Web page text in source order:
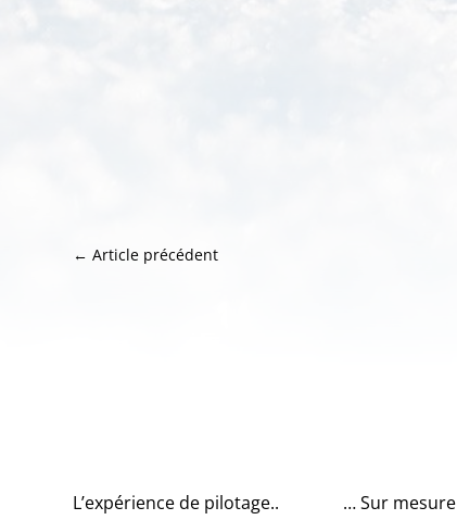
←Article précédent
L’expérience de pilotage..
… Sur mesure